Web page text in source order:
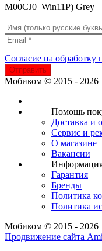
M00CJ0_Win11P) Grey
Согласие на
Отправить
Мобиком © 2015 - 2026
Помощь
Доставка и
Сервис и
О магазине
Вакансии
Информация
Гарантия
Бренды
Политика
Политика
Мобиком © 2015 - 2026
Продвижение сайта